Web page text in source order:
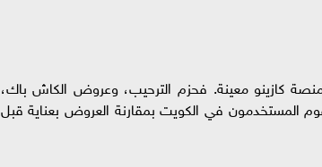
كازينو معينة. فحزم الترحيب، وعروض الكاش باك،
المستخدمون في الكويت بمقارنة العروض بعناية قبل